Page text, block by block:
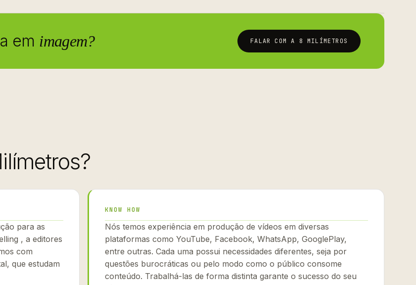
em imagem? FALAR COM A 8 MILÍMETROS
para as
, a editores
com
que estudam
KNOW HOW
Nós temos experiência em produção de vídeos em diversas
plataformas como YouTube, Facebook, WhatsApp, GooglePlay,
entre outras. Cada uma possui necessidades diferentes, seja por
questões burocráticas ou pelo modo como o público consome
conteúdo. Trabalhá-las de forma distinta garante o sucesso do seu